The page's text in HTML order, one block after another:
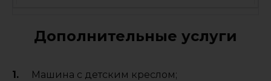
Дополнительные услуги
Машина с детским креслом;